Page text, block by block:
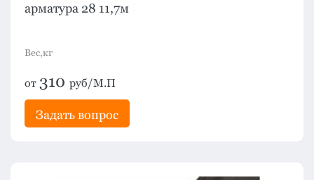
арматура 28 11,7м
Вес,кг
от 310 руб/М.П
Задать вопрос